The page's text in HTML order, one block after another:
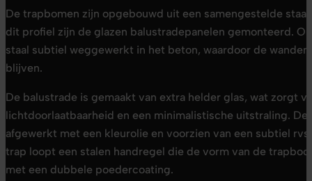
De trapbomen zijn opgebouwd uit een samengestelde
dit profiel zijn de glazen balustradepanelen gemonteerd.
staal subtiel weggewerkt in het beton, waardoor de
blijven.
De balustrade is gemaakt van extra helder glas, wat zorgt
lichtdoorlaatbaarheid en een minimalistische uitstraling.
afgewerkt met een kleurolie en voorzien van een subtiel
trap loopt een stalen handregel die de vorm van de
met een dubbele poedercoating.